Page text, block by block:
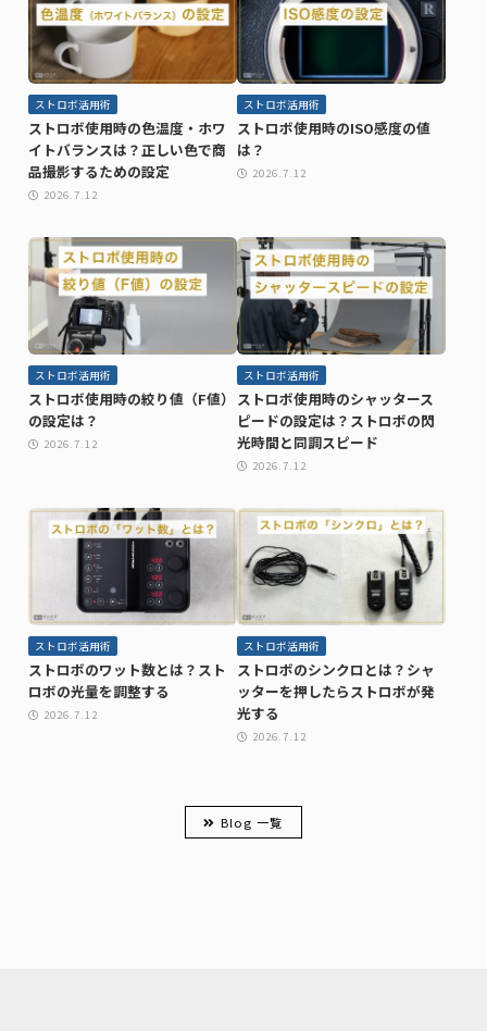
ストロボ活用術
ストロボ使用時の色温度・ホワ
イトバランスは？正しい色で商
品撮影するための設定
2026.7.12
ストロボ活用術
ストロボ使用時のISO感度の値
は？
2026.7.12
ストロボ活用術
ストロボ使用時の絞り値（F値）
の設定は？
2026.7.12
ストロボ活用術
ストロボ使用時のシャッタース
ピードの設定は？ストロボの閃
光時間と同調スピード
2026.7.12
ストロボ活用術
ストロボのワット数とは？スト
ロボの光量を調整する
2026.7.12
ストロボ活用術
ストロボのシンクロとは？シャ
ッターを押したらストロボが発
光する
2026.7.12
Blog 一覧